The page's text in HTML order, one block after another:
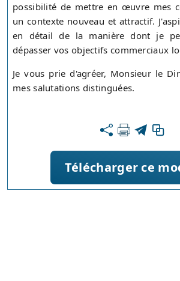
possibilité de mettre en œuvre mes
un contexte nouveau et attractif.
en détail de la manière dont je
dépasser vos objectifs commerciaux
Je vous prie d'agréer, Monsieur le
mes salutations distinguées.
Télécharger ce